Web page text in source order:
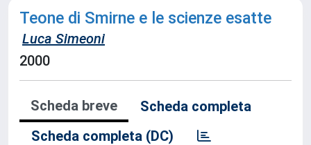
Teone di Smirne e le scienze esatte
Luca Simeoni
2000
Scheda breve
Scheda completa
Scheda completa (DC)